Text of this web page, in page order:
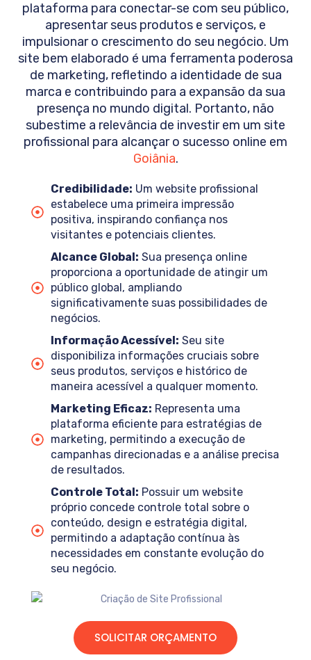
plataforma para conectar-se com seu público,
apresentar seus produtos e serviços, e
impulsionar o crescimento do seu negócio. Um
site bem elaborado é uma ferramenta poderosa
de marketing, refletindo a identidade de sua
marca e contribuindo para a expansão da sua
presença no mundo digital. Portanto, não
subestime a relevância de investir em um site
profissional para alcançar o sucesso online em
Goiânia.
Credibilidade: Um website profissional
estabelece uma primeira impressão
positiva, inspirando confiança nos
visitantes e potenciais clientes.
Alcance Global: Sua presença online
proporciona a oportunidade de atingir um
público global, ampliando
significativamente suas possibilidades de
negócios.
Informação Acessível: Seu site
disponibiliza informações cruciais sobre
seus produtos, serviços e histórico de
maneira acessível a qualquer momento.
Marketing Eficaz: Representa uma
plataforma eficiente para estratégias de
marketing, permitindo a execução de
campanhas direcionadas e a análise precisa
de resultados.
Controle Total: Possuir um website
próprio concede controle total sobre o
conteúdo, design e estratégia digital,
permitindo a adaptação contínua às
necessidades em constante evolução do
seu negócio.
SOLICITAR ORÇAMENTO